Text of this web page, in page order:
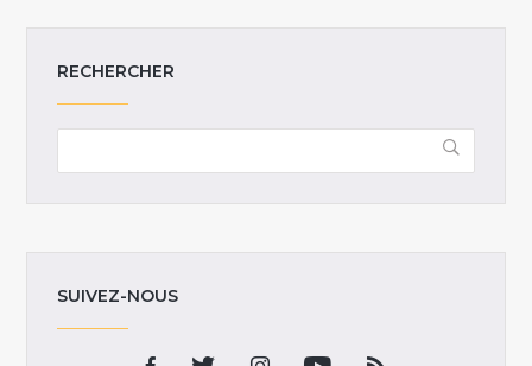
RECHERCHER
SUIVEZ-NOUS